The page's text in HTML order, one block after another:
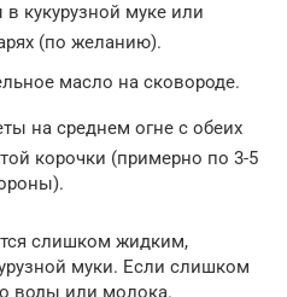
кукурузной муке или
(по желанию).
масло на сковороде.
на среднем огне с обеих
корочки (примерно по 3-5
слишком жидким,
муки. Если слишком
воды или молока.